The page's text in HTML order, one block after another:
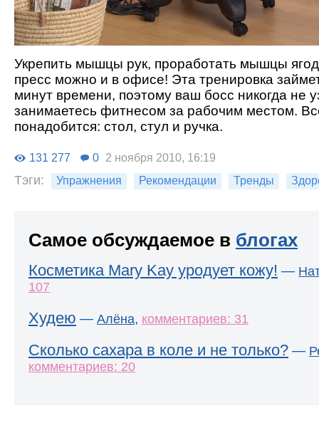
Укрепить мышцы рук, проработать мышцы
пресс можно и в офисе! Эта тренировка
минут времени, поэтому ваш босс никогда не
занимаетесь фитнесом за рабочим местом.
понадобится: стол, стул и ручка.
131 277 0 2 ноября 2010, 16:19
Тэги: Упражнения Рекомендации Тренды
Самое обсуждаемое в блогах
Косметика Mary Kay уродует кожу! —
107
Худею — Алёна, комментариев: 31
Сколько сахара в коле и не только? —
комментариев: 20